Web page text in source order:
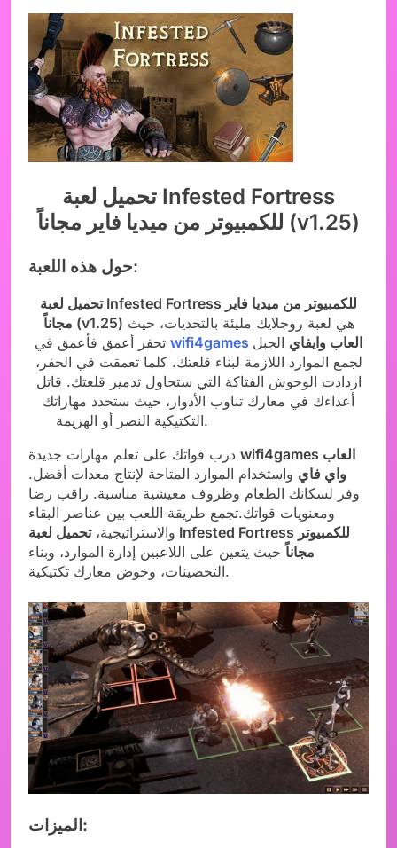
تحميل لعبة Infested Fortress
للكمبيوتر من ميديا فاير مجاناً (v1.25)
حول هذه اللعبة:
تحميل لعبة Infested Fortress للكمبيوتر من ميديا فاير
مجاناً (v1.25)
wifi4games العاب وايفاي الجبل
لجمع الموارد اللازمة لبناء قلعتك. كلما تعمقت في الحفر،
ازدادت الوحوش الفتاكة التي ستحاول تدمير قلعتك. قاتل
أعداءك في معارك تناوب الأدوار، حيث ستحدد مهاراتك
التكتيكية النصر أو الهزيمة.
wifi4games العاب
واي فاي واستخدام الموارد المتاحة لإنتاج معدات أفضل.
وفر لسكانك الطعام وظروف معيشية مناسبة. راقب رضا
ومعنويات قواتك.تجمع طريقة اللعب بين عناصر البقاء
والاستراتيجية،تحميل لعبة Infested Fortress للكمبيوتر
مجاناًحيث يتعين على اللاعبين إدارة الموارد، وبناء
التحصينات، وخوض معارك تكتيكية.
الميزات: